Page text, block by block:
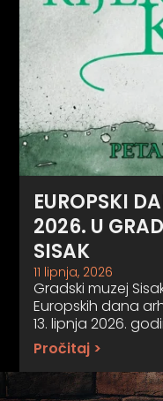
EUROPSKI
2026. U
SISAK
11 lipnja, 2026
Gradski muzej
Europskih dana
13. lipnja 2026.
Pročitaj >